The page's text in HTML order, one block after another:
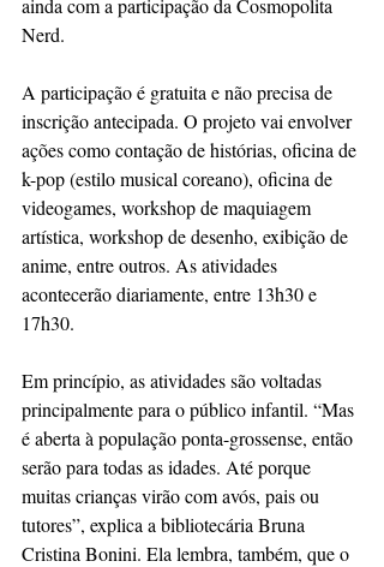
ainda com a participação da Cosmopolita
Nerd.
A participação é gratuita e não precisa de
inscrição antecipada. O projeto vai envolver
ações como contação de histórias, oficina de
k-pop (estilo musical coreano), oficina de
videogames, workshop de maquiagem
artística, workshop de desenho, exibição de
anime, entre outros. As atividades
acontecerão diariamente, entre 13h30 e
17h30.
Em princípio, as atividades são voltadas
principalmente para o público infantil. “Mas
é aberta à população ponta-grossense, então
serão para todas as idades. Até porque
muitas crianças virão com avós, pais ou
tutores”, explica a bibliotecária Bruna
Cristina Bonini. Ela lembra, também, que o